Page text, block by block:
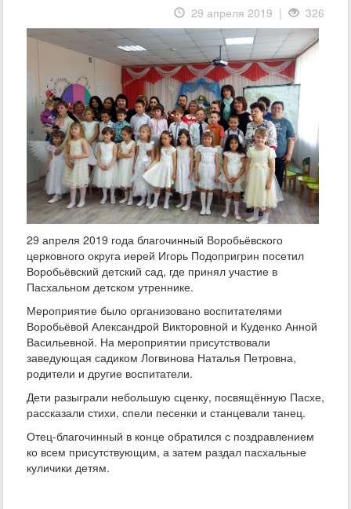
29 апреля 2019 | 326
29 апреля 2019 года благочинный Воробьёвского
церковного округа иерей Игорь Подопригрин посетил
Воробьёвский детский сад, где принял участие в
Пасхальном детском утреннике.
Мероприятие было организовано воспитателями
Воробьёвой Александрой Викторовной и Куденко Анной
Васильевной. На мероприятии присутствовали
заведующая садиком Логвинова Наталья Петровна,
родители и другие воспитатели.
Дети разыграли небольшую сценку, посвящённую Пасхе,
рассказали стихи, спели песенки и станцевали танец.
Отец-благочинный в конце обратился с поздравлением
ко всем присутствующим, а затем раздал пасхальные
куличики детям.